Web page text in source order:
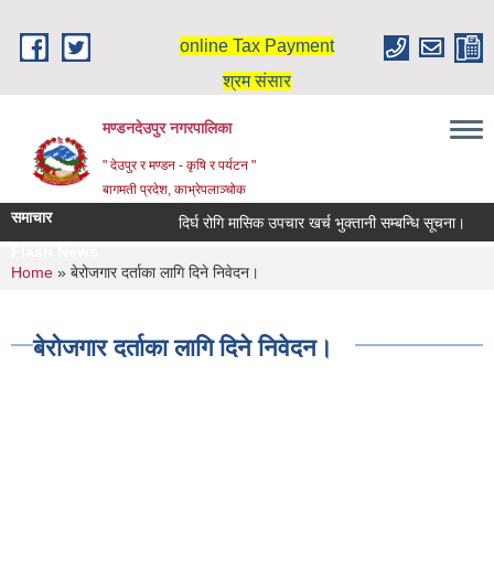
online Tax Payment
श्रम संसार
मण्डनदेउपुर नगरपालिका
" देउपुर र मण्डन - कृषि र पर्यटन "
बागमती प्रदेश, काभ्रेपलाञ्चोक
समाचार
दिर्घ रोगि मासिक उपचार खर्च भुक्तानी सम्बन्धि सूचना।
You are here
Home » बेरोजगार दर्ताका लागि दिने निवेदन।
बेरोजगार दर्ताका लागि दिने निवेदन।